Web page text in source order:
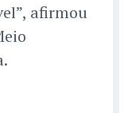
afirmou